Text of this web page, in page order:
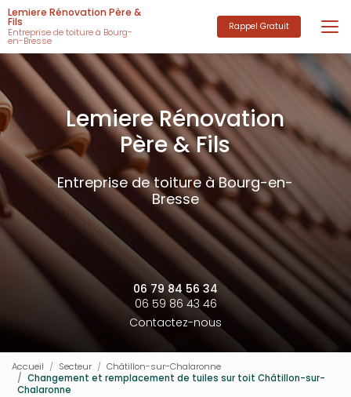
Aller
au
contenu
principal
Lemiere Rénovation Père &
Fils
Entreprise de toiture à Bourg-
en-Bresse
Rappel Gratuit
Lemiere Rénovation
Père & Fils
Entreprise de toiture à Bourg-en-
Bresse
06 79 84 56 34
06 59 86 43 46
Contactez-nous
Accueil Secteur
Châtillon-sur-Chalaronne
Changement et remplacement de tuiles sur toit Châtillon-sur-
Chalaronne